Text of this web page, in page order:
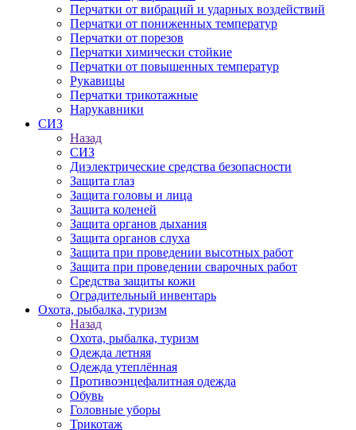
Перчатки от вибраций и ударных воздействий
Перчатки от пониженных температур
Перчатки от порезов
Перчатки химически стойкие
Перчатки от повышенных температур
Рукавицы
Перчатки трикотажные
Нарукавники
СИЗ
Назад
СИЗ
Диэлектрические средства безопасности
Защита глаз
Защита головы и лица
Защита коленей
Защита органов дыхания
Защита органов слуха
Защита при проведении высотных работ
Защита при проведении сварочных работ
Средства защиты кожи
Оградительный инвентарь
Охота, рыбалка, туризм
Назад
Охота, рыбалка, туризм
Одежда летняя
Одежда утеплённая
Противоэнцефалитная одежда
Обувь
Головные уборы
Трикотаж